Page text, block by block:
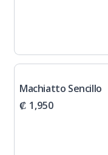
Machiatto Sencillo
₡ 1,950